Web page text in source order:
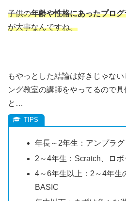
子供の年齢や性格にあったプロ
が大事なんですね。
もやっとした結論は好きじゃな
ング教室の講師をやってるので
と…
年長～2年生：アンプラ
2～4年生：Scratch、ロ
4～6年生以上：2～4年生
BASIC